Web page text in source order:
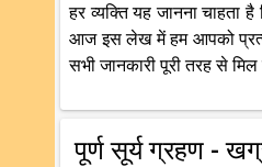
हर व्यक्ति यह जानना चाहता
आज इस लेख में हम आपको
सभी जानकारी पूरी तरह से
पूर्ण सूर्य ग्रहण -